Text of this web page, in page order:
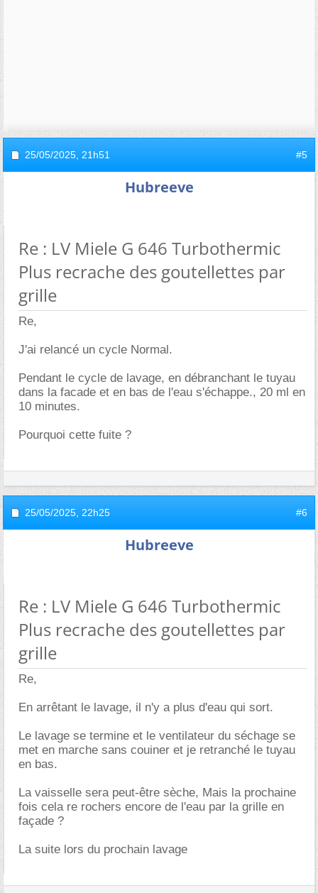
25/05/2025, 21h51 #5
Hubreeve
Re : LV Miele G 646 Turbothermic
Plus recrache des goutellettes par
grille
Re,
J'ai relancé un cycle Normal.
Pendant le cycle de lavage, en débranchant le tuyau
dans la facade et en bas de l'eau s'échappe., 20 ml en
10 minutes.
Pourquoi cette fuite ?
25/05/2025, 22h25 #6
Hubreeve
Re : LV Miele G 646 Turbothermic
Plus recrache des goutellettes par
grille
Re,
En arrêtant le lavage, il n'y a plus d'eau qui sort.
Le lavage se termine et le ventilateur du séchage se
met en marche sans couiner et je retranché le tuyau
en bas.
La vaisselle sera peut-être sèche, Mais la prochaine
fois cela re rochers encore de l'eau par la grille en
façade ?
La suite lors du prochain lavage